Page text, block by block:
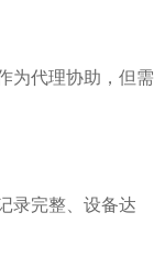
为代理协助，但需
录完整、设备达